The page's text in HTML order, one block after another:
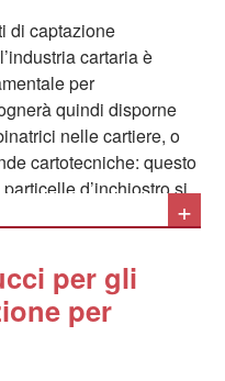
di captazione
cartaria è
per
quindi disporne
nelle cartiere, o
cartotecniche: questo
d’inchiostro si
la funzionalità
di pulizia. Oltre a
degli elementi di
la concentrazione di
+
per gli
per